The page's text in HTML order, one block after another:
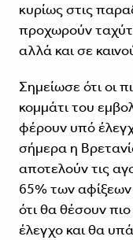
κυρίως στις
προχωρούν
αλλά και σε
Σημείωσε ότι οι
κομμάτι του
φέρουν υπό
σήμερα η
αποτελούν τις
65% των αφίξεων
ότι θα θέσουν
έλεγχο και θα